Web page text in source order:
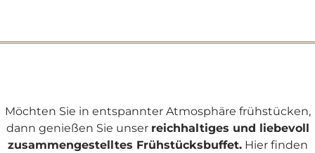
Möchten Sie in entspannter Atmosphäre frühstücken,
dann genießen Sie unser reichhaltiges und liebevoll
zusammengestelltes Frühstücksbuffet.Hier finden